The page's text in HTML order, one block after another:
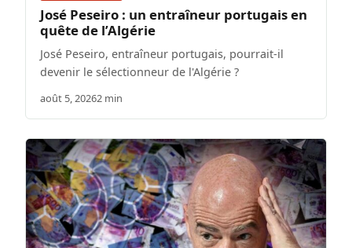
José Peseiro : un entraîneur portugais en
quête de l’Algérie
José Peseiro, entraîneur portugais, pourrait-il
devenir le sélectionneur de l'Algérie ?
août 5, 20262 min